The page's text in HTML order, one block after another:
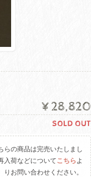
¥28,820
SOLD OUT
らの商品は完売いたしまし
入荷などについてこちらよ
りお問い合わせください。